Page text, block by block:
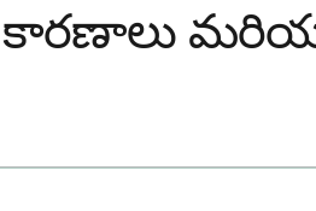
కారణాలు